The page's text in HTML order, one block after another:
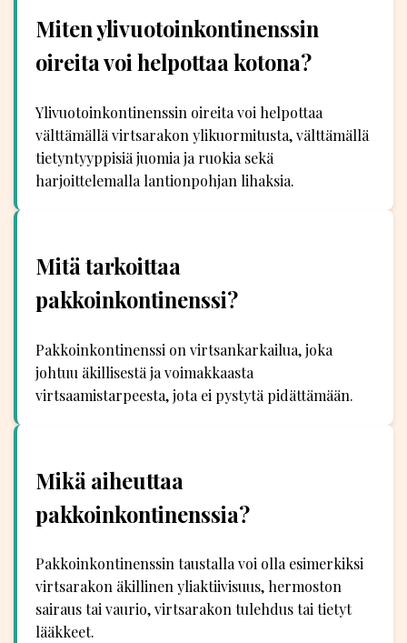
Miten ylivuotoinkontinenssin
oireita voi helpottaa kotona?
Ylivuotoinkontinenssin oireita voi helpottaa
välttämällä virtsarakon ylikuormitusta, välttämällä
tietyntyyppisiä juomia ja ruokia sekä
harjoittelemalla lantionpohjan lihaksia.
Mitä tarkoittaa
pakkoinkontinenssi?
Pakkoinkontinenssi on virtsankarkailua, joka
johtuu äkillisestä ja voimakkaasta
virtsaamistarpeesta, jota ei pystytä pidättämään.
Mikä aiheuttaa
pakkoinkontinenssia?
Pakkoinkontinenssin taustalla voi olla esimerkiksi
virtsarakon äkillinen yliaktiivisuus, hermoston
sairaus tai vaurio, virtsarakon tulehdus tai tietyt
lääkkeet.